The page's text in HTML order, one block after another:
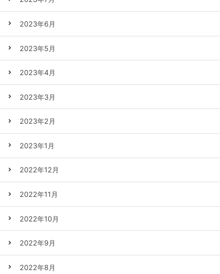
2023年6月
2023年5月
2023年4月
2023年3月
2023年2月
2023年1月
2022年12月
2022年11月
2022年10月
2022年9月
2022年8月